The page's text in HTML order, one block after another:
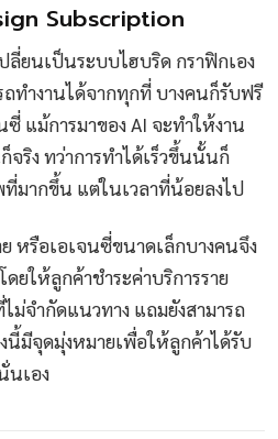
Subscription
ยนเป็นระบบไฮบริด กราฟิกเอง
ทำงานได้จากทุกที่ บางคนก็รับฟรี
แม้การมาของ AI จะทำให้งาน
จริง ทว่าการทำได้เร็วขึ้นนั้นก็
มากขึ้น แต่ในเวลาที่น้อยลงไป
หรือเอเจนซี่ขนาดเล็กบางคนจึง
ยให้ลูกค้าชำระค่าบริการราย
ม่จำกัดแนวทาง แถมยังสามารถ
นี้มีจุดมุ่งหมายเพื่อให้ลูกค้าได้รับ
นเอง